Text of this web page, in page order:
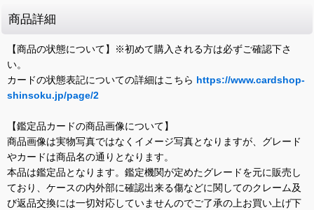
商品詳細
【商品の状態について】※初めて購入される方は必ずご確認下さ
い。
カードの状態表記についての詳細はこちら https://www.cardshop-
shinsoku.jp/page/2
【鑑定品カードの商品画像について】
商品画像は実物写真ではなくイメージ写真となりますが、グレード
やカードは商品名の通りとなります。
本品は鑑定品となります。鑑定機関が定めたグレードを元に販売し
ており、ケースの内外部に確認出来る傷などに関してのクレーム及
び返品交換には一切対応していませんのでご了承の上お買い上げ下